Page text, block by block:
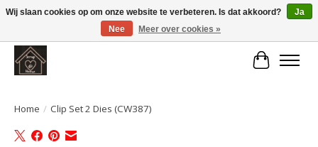
Large selection of products and fast shipping!
Home / Clip Set 2 Dies (CW387)
Wij slaan cookies op om onze website te verbeteren. Is dat akkoord?
Ja
Nee
Meer over cookies »